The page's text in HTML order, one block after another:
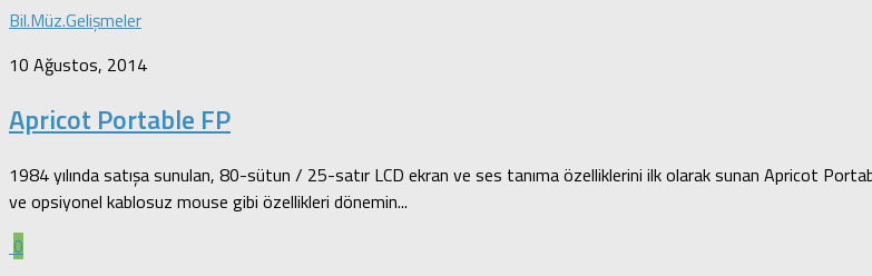
Bil.Müz.Gelişmeler
10 Ağustos, 2014
Apricot Portable FP
1984 yılında satışa sunulan, 80-sütun / 25-satır LCD ekran ve ses tanıma özelliklerini ilk olarak sunan Apricot
ve opsiyonel kablosuz mouse gibi özellikleri dönemin...
0